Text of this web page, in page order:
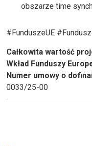
obszarze time
#FunduszeUE
Całkowita wartość
Wkład Funduszy
Numer umowy o
0033/25-00